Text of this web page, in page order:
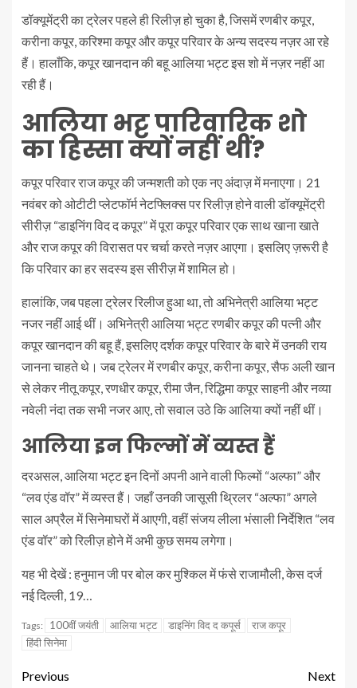
डॉक्यूमेंट्री का ट्रेलर पहले ही रिलीज़ हो चुका है, जिसमें रणबीर कपूर,
करीना कपूर, करिश्मा कपूर और कपूर परिवार के अन्य सदस्य नज़र आ रहे
हैं। हालाँकि, कपूर खानदान की बहू आलिया भट्ट इस शो में नज़र नहीं आ
रही हैं।
आलिया भट्ट पारिवारिक शो
का हिस्सा क्यों नहीं थीं?
कपूर परिवार राज कपूर की जन्मशती को एक नए अंदाज़ में मनाएगा। 21
नवंबर को ओटीटी प्लेटफॉर्म नेटफ्लिक्स पर रिलीज़ होने वाली डॉक्यूमेंट्री
सीरीज़ “डाइनिंग विद द कपूर” में पूरा कपूर परिवार एक साथ खाना खाते
और राज कपूर की विरासत पर चर्चा करते नज़र आएगा। इसलिए ज़रूरी है
कि परिवार का हर सदस्य इस सीरीज़ में शामिल हो।
हालांकि, जब पहला ट्रेलर रिलीज हुआ था, तो अभिनेत्री आलिया भट्ट
नजर नहीं आई थीं। अभिनेत्री आलिया भट्ट रणबीर कपूर की पत्नी और
कपूर खानदान की बहू हैं, इसलिए दर्शक कपूर परिवार के बारे में उनकी राय
जानना चाहते थे। जब ट्रेलर में रणबीर कपूर, करीना कपूर, सैफ अली खान
से लेकर नीतू कपूर, रणधीर कपूर, रीमा जैन, रिद्धिमा कपूर साहनी और नव्या
नवेली नंदा तक सभी नजर आए, तो सवाल उठे कि आलिया क्यों नहीं थीं।
आलिया इन फिल्मों में व्यस्त हैं
दरअसल, आलिया भट्ट इन दिनों अपनी आने वाली फिल्मों “अल्फा” और
“लव एंड वॉर” में व्यस्त हैं। जहाँ उनकी जासूसी थ्रिलर “अल्फा” अगले
साल अप्रैल में सिनेमाघरों में आएगी, वहीं संजय लीला भंसाली निर्देशित “लव
एंड वॉर” को रिलीज़ होने में अभी कुछ समय लगेगा।
यह भी देखें : हनुमान जी पर बोल कर मुश्किल में फंसे राजामौली, केस दर्ज
नई दिल्ली, 19…
Tags: 100वीं जयंती आलिया भट्ट डाइनिंग विद द कपूर्स
राज कपूर
हिंदी सिनेमा
Previous
Next